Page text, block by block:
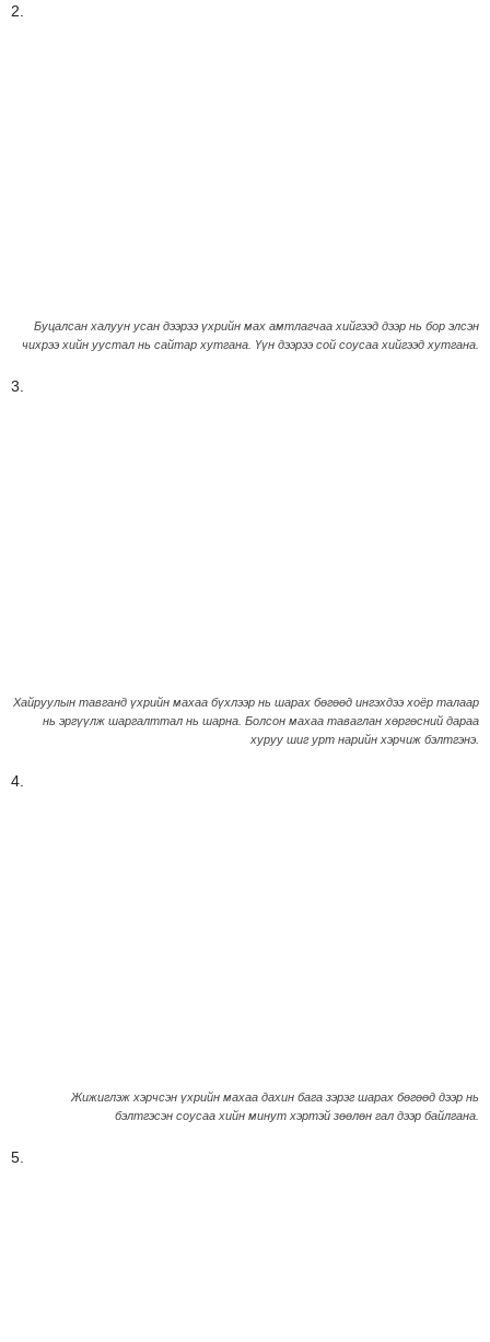
2.
Буцалсан халуун усан дээрээ үхрийн мах амтлагчаа хийгээд дээр нь бор элсэн
чихрээ хийн уустал нь сайтар хутгана. Үүн дээрээ сой соусаа хийгээд хутгана.
3.
Хайруулын тавганд үхрийн махаа бүхлээр нь шарах бөгөөд ингэхдээ хоёр талаар
нь эргүүлж шаргалттал нь шарна. Болсон махаа таваглан хөргөсний дараа
хуруу шиг урт нарийн хэрчиж бэлтгэнэ.
4.
Жижиглэж хэрчсэн үхрийн махаа дахин бага зэрэг шарах бөгөөд дээр нь
бэлтгэсэн соусаа хийн минут хэртэй зөөлөн гал дээр байлгана.
5.